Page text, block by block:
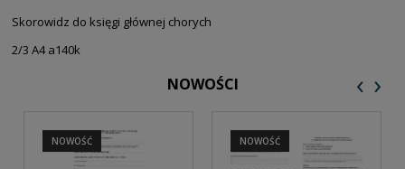
Skorowidz do księgi głównej chorych
2/3 A4 a140k
NOWOŚCI
NOWOŚĆ NOWOŚĆ
‹ ›